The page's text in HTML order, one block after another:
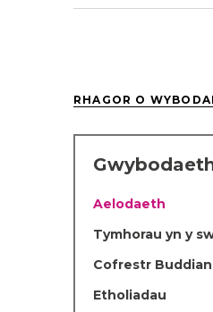
RHAGOR O
Aelodaeth
Tymhorau yn y
Cofrestr
Etholiadau